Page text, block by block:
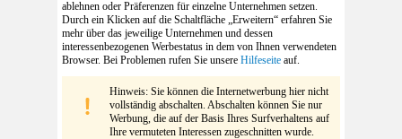
ablehnen oder Präferenzen für einzelne Unternehmen setzen.
Durch ein Klicken auf die Schaltfläche „Erweitern“ erfahren Sie
mehr über das jeweilige Unternehmen und dessen
interessenbezogenen Werbestatus in dem von Ihnen verwendeten
Browser. Bei Problemen rufen Sie unsere Hilfeseite auf.
Hinweis: Sie können die Internetwerbung hier nicht
vollständig abschalten. Abschalten können Sie nur
Werbung, die auf der Basis Ihres Surfverhaltens auf
Ihre vermuteten Interessen zugeschnitten wurde.